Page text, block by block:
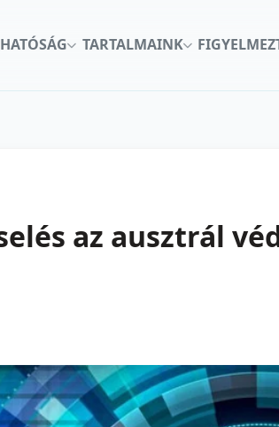
HATÓSÁG TARTALMAINK
az ausztrál